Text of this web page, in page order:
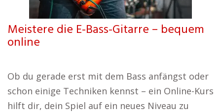
Meistere die E-Bass-Gitarre – bequem
online
Ob du gerade erst mit dem Bass anfängst oder
schon einige Techniken kennst – ein Online-Kurs
hilft dir, dein Spiel auf ein neues Niveau zu